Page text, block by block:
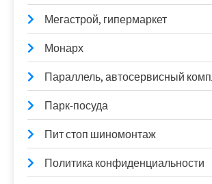
Мегастрой, гипермаркет
Монарх
Параллель, автосервисный
Парк-посуда
Пит стоп шиномонтаж
Политика конфиденциальности